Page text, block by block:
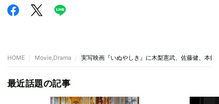
HOME Movie,Drama 実写映画『いぬやしき』に木梨憲武、佐藤健、本郷
最近話題の記事